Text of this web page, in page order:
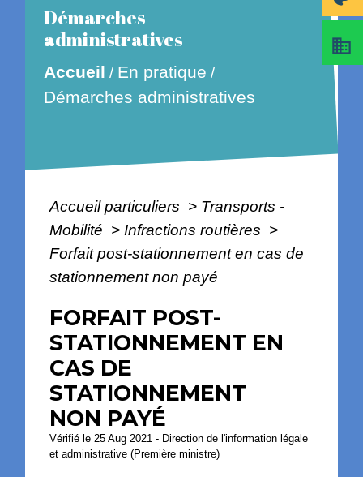
Démarches
administratives
Accueil / En pratique /
Démarches administratives
Accueil particuliers > Transports -
Mobilité > Infractions routières >
Forfait post-stationnement en cas de
stationnement non payé
FORFAIT POST-
STATIONNEMENT EN
CAS DE
STATIONNEMENT
NON PAYÉ
Vérifié le 25 Aug 2021 - Direction de l'information légale
et administrative (Première ministre)
business